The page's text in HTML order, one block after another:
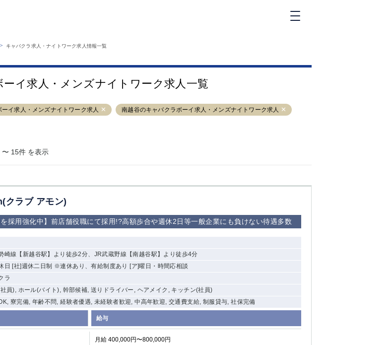
業種から探す
職種から探す
キャバクラボーイルートとは？
サイトマップ
> キャバクラ求人・ナイトワーク求人情報一覧
イ求人・メンズナイトワーク求人一覧
イ求人・メンズナイトワーク求人 南越谷のキャバクラボーイ求人・メンズナイトワーク求人
〜 15件 を表示
クラブ アモン)
を採用強化中】前店舗役職にて採用!?高額歩合や週休2日等一般企業にも負けない待遇多数
崎線【新越谷駅】より徒歩2分、JR武蔵野線【南越谷駅】より徒歩4分
日 [社]週休二日制 ※連休あり、有給制度あり [ア]曜日・時間応相談
ラ
員), ホール(バイト), 幹部候補, 送りドライバー, ヘアメイク, キッチン(社員)
寮完備, 年齢不問, 経験者優遇, 未経験者歓迎, 中高年歓迎, 交通費支給, 制服貸与, 社保完備
給与
月給 400,000円〜800,000円
上野 六本木
千葉中央 門前仲町 町田
五反田
麻布
赤坂 高円寺 赤羽
品川
北
学芸大学
「赤羽駅」から
徒歩2分 ②東
京メトロ南北線
「赤羽岩淵駅」
から徒歩10分
宿
②
②
③
池袋東口 大井町 大泉学園
竹ノ塚 三鷹 亀戸
水道橋
浅草 新小岩 幡ヶ谷
祖師ヶ谷大蔵